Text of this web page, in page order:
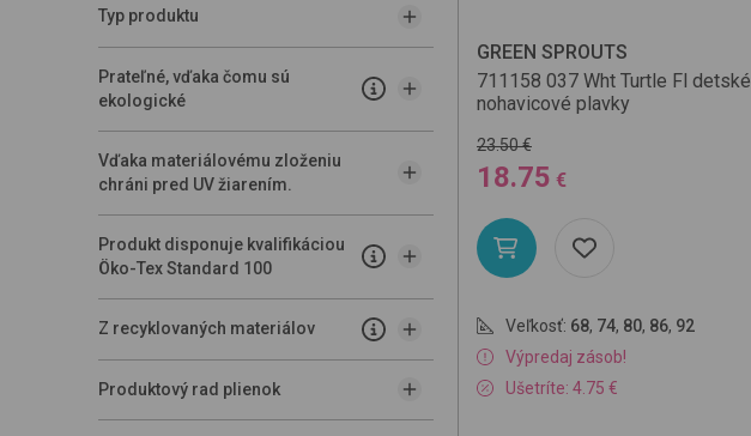
Typ produktu
Prateľné, vďaka čomu sú
ekologické
Vďaka materiálovému zloženiu
chráni pred UV žiarením.
Produkt disponuje kvalifikáciou
Öko-Tex Standard 100
Z recyklovaných materiálov
Produktový rad plienok
GREEN SPROUTS
711158 037 Wht Turtle Fl detské
nohavicové plavky
23.50 €
18.75 €
Veľkosť: 68, 74, 80, 86, 92
Výpredaj zásob!
Ušetríte: 4.75 €